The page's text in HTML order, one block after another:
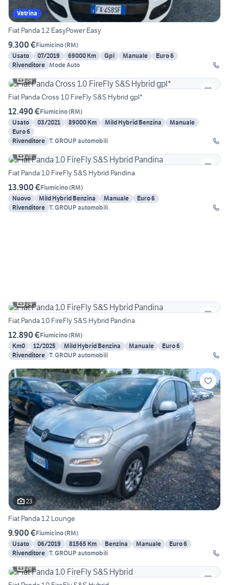
Vetrina
Fiat Panda 1.2 EasyPower Easy
9.300 €Fiumicino(RM)
Usato
07/2019 69000 Km Gpl Manuale
Euro 6
Rivenditore Mode Auto
24
Fiat Panda Cross 1.0 FireFly S&S Hybrid gpl*
12.490 €Fiumicino(RM)
Usato
03/2021 89000 Km Mild Hybrid Benzina
Manuale
Euro 6
Rivenditore T. GROUP automobili
28
Fiat Panda 1.0 FireFly S&S Hybrid Pandina
13.900 €Fiumicino(RM)
Nuovo
Mild Hybrid Benzina Manuale
Euro 6
Rivenditore T. GROUP automobili
24
Fiat Panda 1.0 FireFly S&S Hybrid Pandina
12.890 €Fiumicino(RM)
Km0
12/2025 Mild Hybrid Benzina Manuale
Euro 6
Rivenditore T. GROUP automobili
23
Fiat Panda 1.2 Lounge
9.900 €Fiumicino(RM)
Usato
06/2019 81565 Km Benzina Manuale
Euro 6
Rivenditore T. GROUP automobili
19